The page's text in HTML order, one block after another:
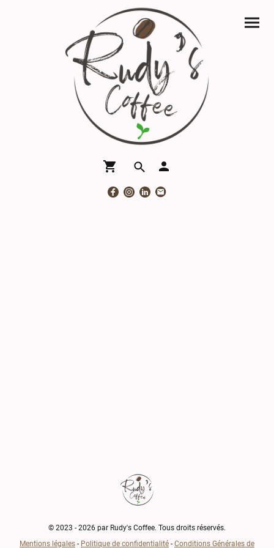
© 2023 - 2026 par Rudy's Coffee. Tous droits réservés.
Mentions légales - Politique de confidentialité - Conditions Générales de